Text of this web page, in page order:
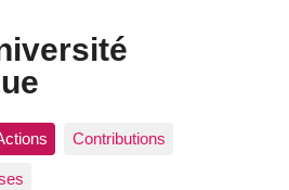
Contributions